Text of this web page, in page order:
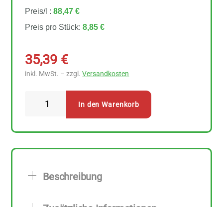
Preis/l :88,47 €
Preis pro Stück:8,85 €
35,39 €
inkl. MwSt. – zzgl.Versandkosten
Mixtur
In den Warenkorb
Beschreibung